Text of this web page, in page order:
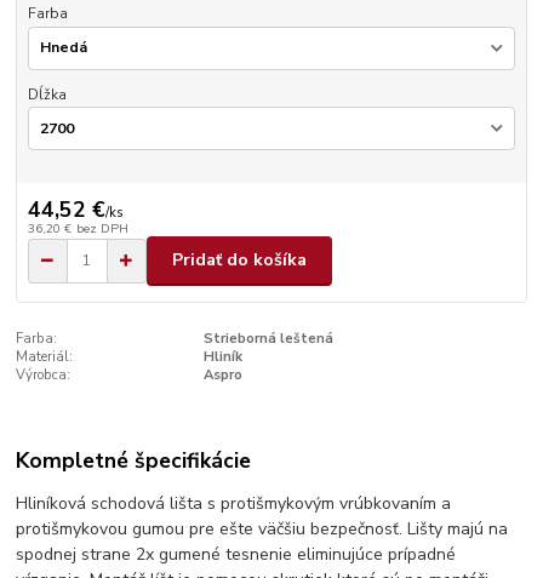
Farba
Dĺžka
44,52 €/ks
36,20 € bez DPH
Pridať do košíka
Farba:
Strieborná leštená
Materiál:
Hliník
Výrobca:
Aspro
Kompletné špecifikácie
Hliníková schodová lišta s protišmykovým vrúbkovaním a
protišmykovou gumou pre ešte väčšiu bezpečnosť. Lišty majú na
spodnej strane 2x gumené tesnenie eliminujúce prípadné